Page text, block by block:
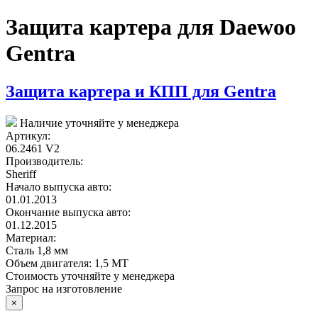
Защита картера для Daewoo
Gentra
Защита картера и КПП для Gentra
Наличие уточняйте у менеджера
Артикул:
06.2461 V2
Производитель:
Sheriff
Начало выпуска авто:
01.01.2013
Окончание выпуска авто:
01.12.2015
Материал:
Сталь 1,8 мм
Объем двигателя: 1,5 МТ
Стоимость уточняйте у менеджера
Запрос на изготовление
×